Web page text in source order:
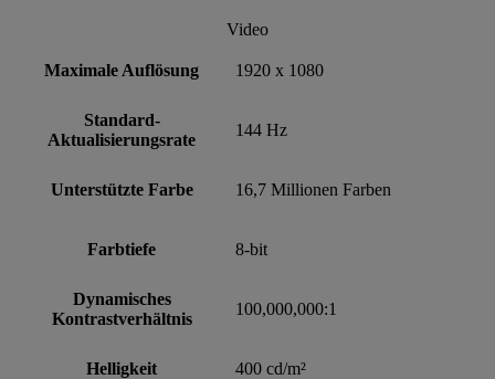
Video
Maximale Auflösung 1920 x 1080
Standard-
Aktualisierungsrate
144 Hz
Unterstützte Farbe 16,7 Millionen Farben
Farbtiefe 8-bit
Dynamisches
Kontrastverhältnis
100,000,000:1
Helligkeit 400 cd/m²